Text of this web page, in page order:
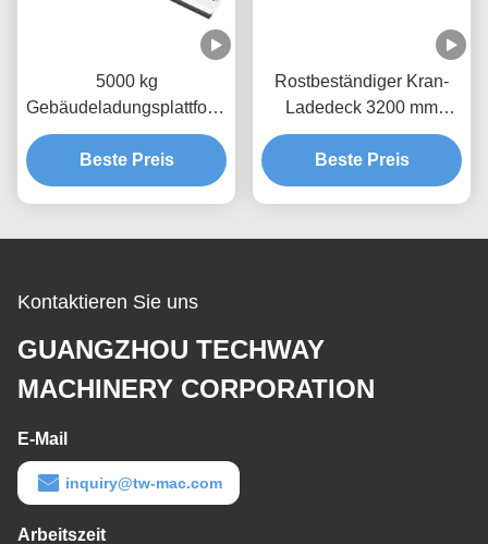
5000 kg
Gebäudeladungsplattform
Heißverzinkung
MLP4200
Beste Preis
Rostbeständiger Kran-
Ladedeck 3200 mm
Materialhebeplattform
Beste Preis
Kontaktieren Sie uns
GUANGZHOU TECHWAY
MACHINERY CORPORATION
E-Mail
inquiry@tw-mac.com
Arbeitszeit